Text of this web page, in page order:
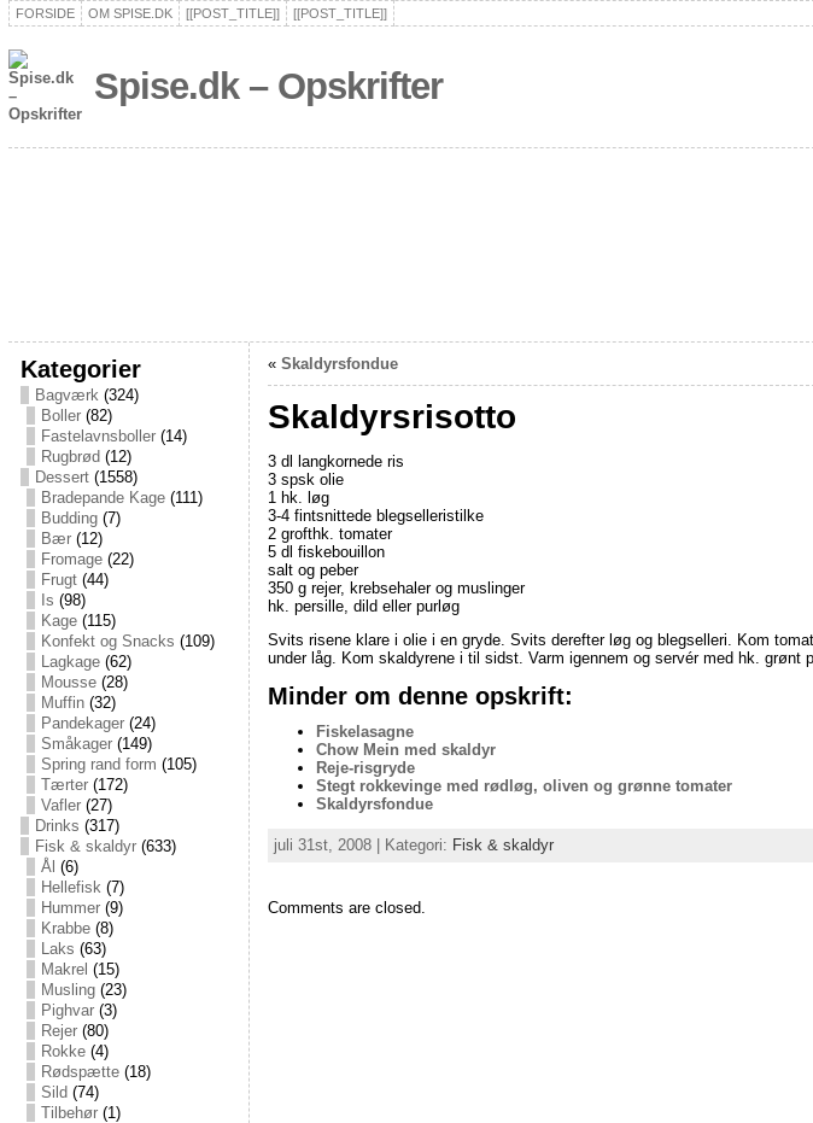
FORSIDE OM SPISE.DK [[POST_TITLE]] [[POST_TITLE]]
Spise.dk – Opskrifter
Kategorier
Bagværk(324)
Boller(82)
Fastelavnsboller(14)
Rugbrød (12)
Dessert(1558)
Bradepande Kage(111)
Budding(7)
Bær(12)
Fromage(22)
Frugt(44)
Is (98)
Kage(115)
Konfekt og Snacks (109)
Lagkage(62)
Mousse(28)
Muffin(32)
Pandekager(24)
Småkager(149)
Spring rand form (105)
Tærter(172)
Vafler(27)
Drinks (317)
Fisk & skaldyr(633)
Ål (6)
Hellefisk(7)
Hummer(9)
Krabbe(8)
Laks (63)
Makrel (15)
Musling(23)
Pighvar(3)
Rejer(80)
Rokke(4)
Rødspætte(18)
Sild (74)
Tilbehør(1)
« Skaldyrsfondue
Skaldyrsrisotto
3 dl langkornede ris
3 spsk olie
1 hk. løg
3-4 fintsnittede blegselleristilke
2 grofthk. tomater
5 dl fiskebouillon
salt og peber
350 g rejer, krebsehaler og muslinger
hk. persille, dild eller purløg
Svits risene klare i olie i en gryde. Svits derefter løg og blegselleri. Kom
under låg. Kom skaldyrene i til sidst. Varm igennem og servér med hk. grønt
Minder om denne opskrift:
Fiskelasagne
Chow Mein med skaldyr
Reje-risgryde
Stegt rokkevinge med rødløg, oliven og grønne tomater
Skaldyrsfondue
juli 31st, 2008 | Kategori: Fisk & skaldyr
Comments are closed.